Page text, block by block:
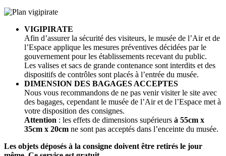
VIGIPIRATE
Afin d’assurer la sécurité des visiteurs, le musée de l’Air et de
l’Espace applique les mesures préventives décidées par le
gouvernement pour les établissements recevant du public.
Les valises et sacs de grande contenance sont interdits et des
dispositifs de contrôles sont placés à l’entrée du musée.
DIMENSION DES BAGAGES ACCEPTES
Nous vous recommandons de ne pas venir visiter le site avec
des bagages, cependant le musée de l’Air et de l’Espace met à
votre disposition des consignes.
Attention : les effets de dimensions supérieurs à 55cm x
35cm x 20cm ne sont pas acceptés dans l’enceinte du musée.
Les objets déposés à la consigne doivent être retirés le jour